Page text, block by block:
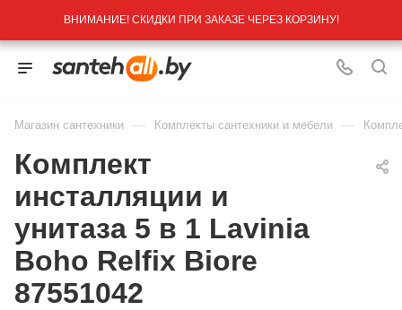
ВНИМАНИЕ! СКИДКИ ПРИ ЗАКАЗЕ ЧЕРЕЗ КОРЗИНУ!
Магазин сантехники — Комплекты сантехники и мебели —
Комплект
инсталляции и
унитаза 5 в 1 Lavinia
Boho Relfix Biore
87551042